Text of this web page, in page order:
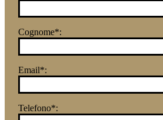
Cognome*:
Email*:
Telefono*: